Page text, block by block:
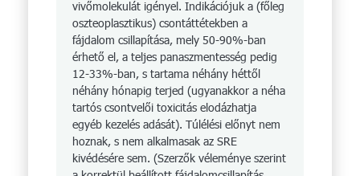
vivőmolekulát igényel. Indikációjuk a (főleg
oszteoplasztikus) csontáttétekben a
fájdalom csillapítása, mely 50-90%-ban
érhető el, a teljes panaszmentesség pedig
12-33%-ban, s tartama néhány héttől
néhány hónapig terjed (ugyanakkor a néha
tartós csontvelői toxicitás elodázhatja
egyéb kezelés adását). Túlélési előnyt nem
hoznak, s nem alkalmasak az SRE
kivédésére sem. (Szerzők véleménye szerint